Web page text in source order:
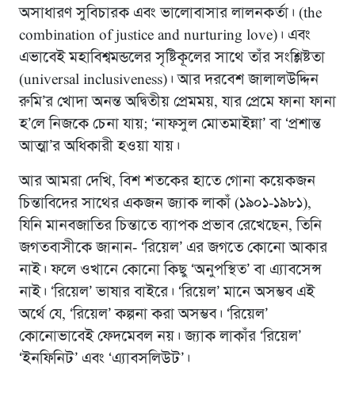
অসাধারণ সুবিচারক এবং ভালোবাসার লালনকর্তা। (the
combination of justice and nurturing love)। এবং
এভাবেই মহাবিশ্বমন্ডলের সৃষ্টিকূলের সাথে তাঁর সংশ্লিষ্টতা
(universal inclusiveness)। আর দরবেশ জালালউদ্দিন
রুমি’র খোদা অনন্ত অদ্বিতীয় প্রেমময়, যার প্রেমে ফানা ফানা
হ’লে নিজকে চেনা যায়; ‘নাফসুল মোতমাইন্না’ বা ‘প্রশান্ত
আত্মা’র অধিকারী হওয়া যায়।
আর আমরা দেখি, বিশ শতকের হাতে গোনা কয়েকজন
চিন্তাবিদের সাথের একজন জ্যাক লাকাঁ (১৯০১-১৯৮১),
যিনি মানবজাতির চিন্তাতে ব্যাপক প্রভাব রেখেছেন, তিনি
জগতবাসীকে জানান- ‘রিয়েল’ এর জগতে কোনো আকার
নাই। ফলে ওখানে কোনো কিছু ‘অনুপস্থিত’ বা এ্যাবসেন্স
নাই। ‘রিয়েল’ ভাষার বাইরে। ‘রিয়েল’ মানে অসম্ভব এই
অর্থে যে, ‘রিয়েল’ কল্পনা করা অসম্ভব। ‘রিয়েল’
কোনোভাবেই ফেদমেবল নয়। জ্যাক লাকাঁর ‘রিয়েল’
‘ইনফিনিট’ এবং ‘এ্যাবসলিউট’।